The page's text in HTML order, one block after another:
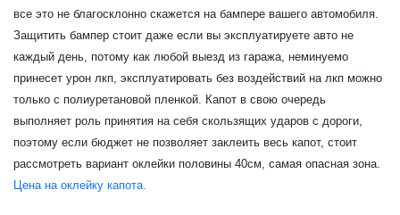
все это не благосклонно скажется на бампере вашего автомобиля.
Защитить бампер стоит даже если вы эксплуатируете авто не
каждый день, потому как любой выезд из гаража, неминуемо
принесет урон лкп, эксплуатировать без воздействий на лкп можно
только с полиуретановой пленкой. Капот в свою очередь
выполняет роль принятия на себя скользящих ударов с дороги,
поэтому если бюджет не позволяет заклеить весь капот, стоит
рассмотреть вариант оклейки половины 40см, самая опасная зона.
Цена на оклейку капота.